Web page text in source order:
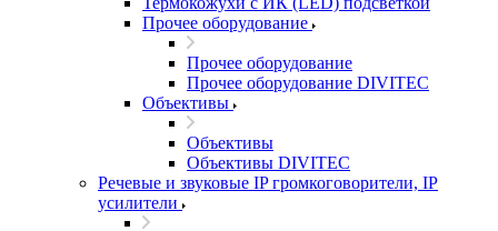
Прочее оборудование
Прочее оборудование
Прочее оборудование DIVITEC
Объективы
Объективы
Объективы DIVITEC
Речевые и звуковые IP громкоговорители, IP
усилители